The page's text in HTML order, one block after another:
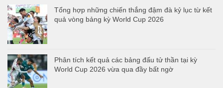
Tổng hợp những chiến thắng đậm đà kỷ lục từ kết
quả vòng bảng kỳ World Cup 2026
Phân tích kết quả các bảng đấu tử thần tại kỳ
World Cup 2026 vừa qua đầy bất ngờ